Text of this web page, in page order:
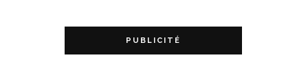
PUBLICITÉ